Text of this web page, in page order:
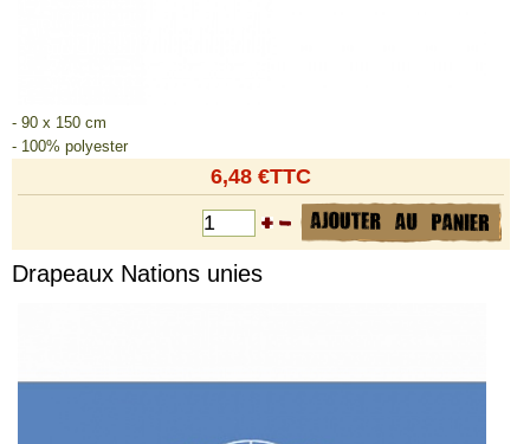
- 90 x 150 cm
- 100% polyester
6,48 €TTC
Drapeaux Nations unies